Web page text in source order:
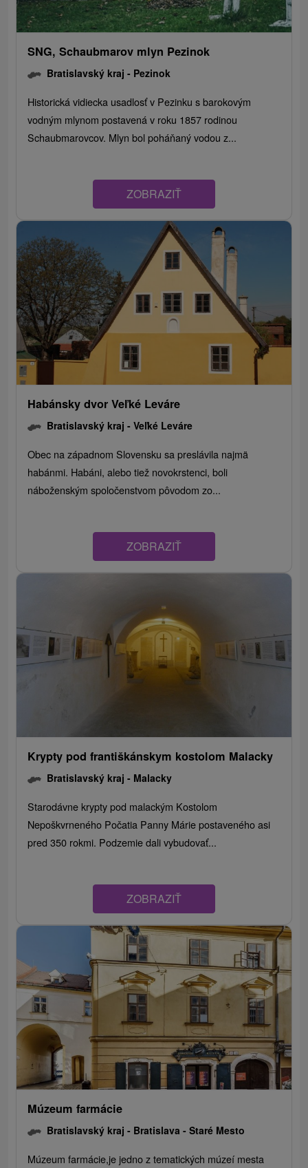
SNG, Schaubmarov mlyn Pezinok
Bratislavský kraj - Pezinok
Historická vidiecka usadlosť v Pezinku s barokovým
vodným mlynom postavená v roku 1857 rodinou
Schaubmarovcov. Mlyn bol poháňaný vodou z...
ZOBRAZIŤ
Habánsky dvor Veľké Leváre
Bratislavský kraj -Veľké Leváre
Obec na západnom Slovensku sa preslávila najmä
habánmi. Habáni, alebo tiež novokrstenci, boli
náboženským spoločenstvom pôvodom zo...
ZOBRAZIŤ
Krypty pod františkánskym kostolom Malacky
Bratislavský kraj - Malacky
Starodávne krypty pod malackým Kostolom
Nepoškvrneného Počatia Panny Márie postaveného asi
pred 350 rokmi. Podzemie dali vybudovať...
ZOBRAZIŤ
Múzeum farmácie
Bratislavský kraj - Bratislava - Staré Mesto
Múzeum farmácie,je jedno z tematických múzeí mesta